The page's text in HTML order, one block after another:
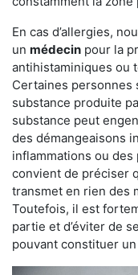
En cas d’allergies,
un médecin pour la
antihistaminiques ou
Certaines personnes
substance produite
substance peut
des démangeaisons
inflammations ou
convient de préciser
transmet en rien des
Toutefois, il est
partie et d’éviter de
pouvant constituer